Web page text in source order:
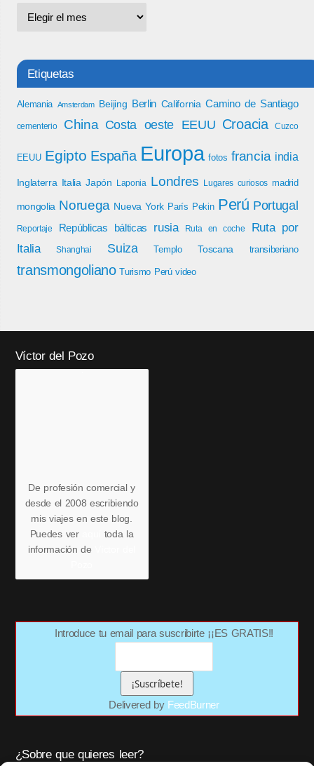
Etiquetas
Alemania Amsterdam Beijing Berlin California Camino de Santiago
cementerio China Costa oeste EEUU Croacia Cuzco
EEUU Egipto España Europa fotos francia india
Inglaterra Italia Japón Laponia Londres Lugares curiosos madrid
mongolia Noruega Nueva York París Pekin Perú Portugal
Reportaje Repúblicas bálticas rusia Ruta en coche
Ruta por
Italia
Shanghai Suiza Templo Toscana transiberiano
transmongoliano Turismo Perú video
Víctor del Pozo
De profesión comercial y
desde el 2008 escribiendo
mis viajes en este blog.
Puedes ver
toda la
información de
Introduce tu email para suscribirte ¡¡ES GRATIS!!
Delivered by FeedBurner
¿Sobre que quieres leer?